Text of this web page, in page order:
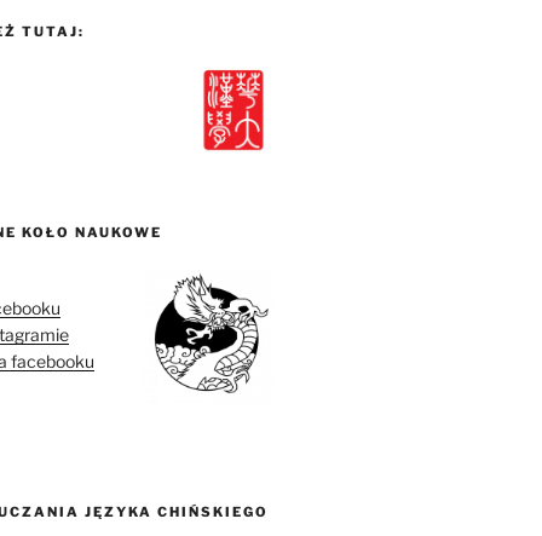
TUTAJ:
KOŁO NAUKOWE
facebooku
JĘZYKA CHIŃSKIEGO